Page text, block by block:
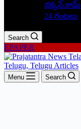
దక్కన్.కామ్
24 గంటలు
Search
EPAPER
Menu Search